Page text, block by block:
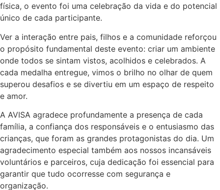
física, o evento foi uma celebração da vida e do potencial
único de cada participante.
Ver a interação entre pais, filhos e a comunidade reforçou
o propósito fundamental deste evento: criar um ambiente
onde todos se sintam vistos, acolhidos e celebrados. A
cada medalha entregue, vimos o brilho no olhar de quem
superou desafios e se divertiu em um espaço de respeito
e amor.
A AVISA agradece profundamente a presença de cada
família, a confiança dos responsáveis e o entusiasmo das
crianças, que foram as grandes protagonistas do dia. Um
agradecimento especial também aos nossos incansáveis
voluntários e parceiros, cuja dedicação foi essencial para
garantir que tudo ocorresse com segurança e
organização.